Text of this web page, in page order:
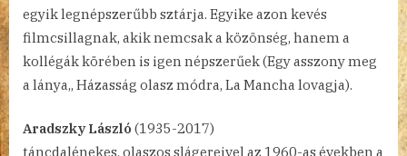
egyik legnépszerűbb sztárja. Egyike azon kevés
filmcsillagnak, akik nemcsak a közönség, hanem a
kollégák körében is igen népszerűek (Egy asszony meg
a lánya,, Házasság olasz módra, La Mancha lovagja).
Aradszky László (1935-2017)
táncdalénekes, olaszos slágereivel az 1960-as években a